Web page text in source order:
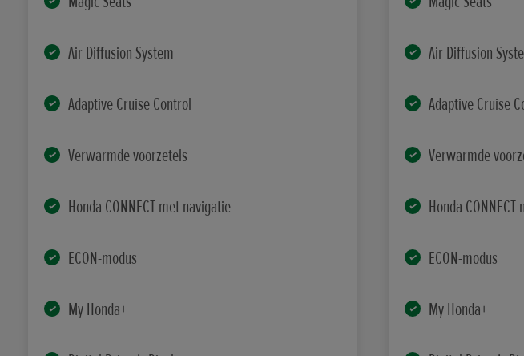
Air Diffusion System
Adaptive Cruise Control
Verwarmde voorzetels
Honda CONNECT met navigatie
ECON-modus
My Honda+
Air Diffusion
Adaptive Cruise
Verwarmde
Honda
ECON-modus
My Honda+